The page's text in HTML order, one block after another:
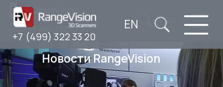
+7 (499) 322 33 20
+7 (499) 322 33 20
EN
Новости RangeVision